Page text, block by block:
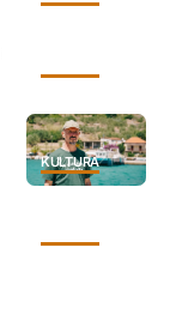
KULTURA